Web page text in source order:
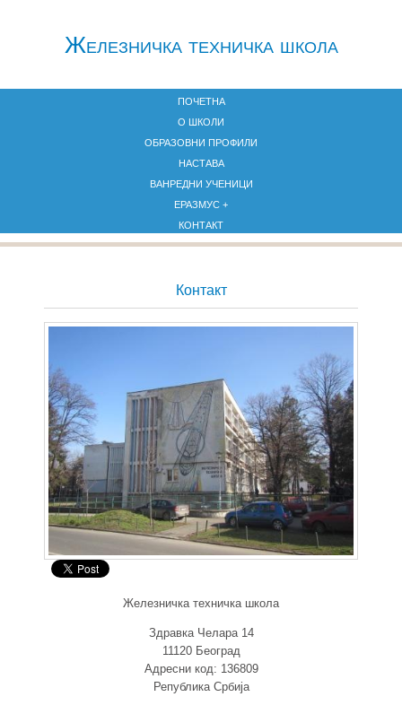
Железничкa техничка школа
ПОЧЕТНА
О ШКОЛИ
ОБРАЗОВНИ ПРОФИЛИ
НАСТАВА
ВАНРЕДНИ УЧЕНИЦИ
ЕРАЗМУС +
КОНТАКТ
Контакт
Железничка техничка школа
Здравка Челара 14
11120 Београд
Адресни код: 136809
Република Србија